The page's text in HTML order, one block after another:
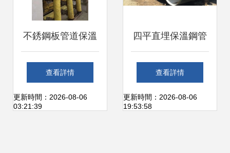
不銹鋼板管道保溫
與白鐵皮防腐施工
資質要求與工藝解
查看詳情
更新時間：2026-08-06
03:21:39
四平直埋保溫鋼管
管件 城市地下熱力
網絡的堅實骨架
查看詳情
更新時間：2026-08-06
19:53:58